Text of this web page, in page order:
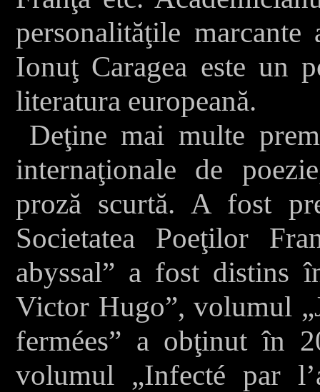
personalităţile
Ionuţ Caragea este un
literatura europeană.
Deţine mai multe
internaţionale de
proză scurtă. A fost
Societatea Poeţilor
abyssal” a fost distins
Victor Hugo”, volumul
fermées” a obţinut în
volumul „Infecté par